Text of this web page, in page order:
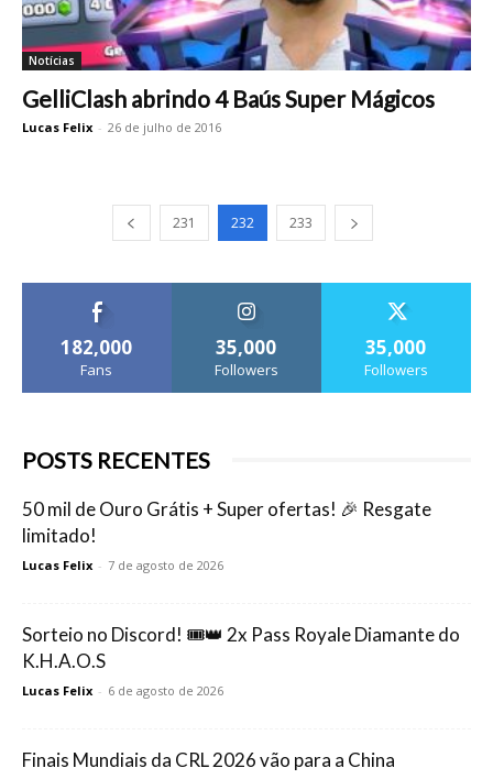
Notícias
GelliClash abrindo 4 Baús Super Mágicos
Lucas Felix - 26 de julho de 2016
231 232 233
182,000
Fans
35,000
Followers
35,000
Followers
POSTS RECENTES
50 mil de Ouro Grátis + Super ofertas! 🎉 Resgate
limitado!
Lucas Felix - 7 de agosto de 2026
Sorteio no Discord! 🎟️👑 2x Pass Royale Diamante do
K.H.A.O.S
Lucas Felix - 6 de agosto de 2026
Finais Mundiais da CRL 2026 vão para a China